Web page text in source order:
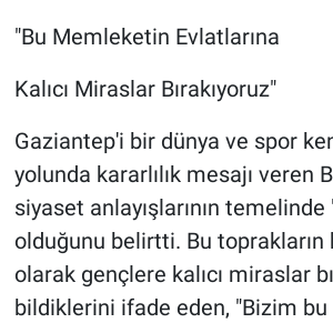
"Bu Memleketin Evlatlarına
Kalıcı Miraslar Bırakıyoruz"
Gaziantep'i bir dünya ve spor
yolunda kararlılık mesajı veren
siyaset anlayışlarının
olduğunu belirtti. Bu toprakların
olarak gençlere kalıcı miraslar
bildiklerini ifade eden, "Bizim